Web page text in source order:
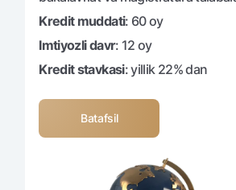
Ofis va bankomatlar
Shaxsiy ma'lumotlarni qayta ishlashga
Bizni ijtimoiy tarmoqlarda kuzatib boring
Aloqa markazi
+998 78 148-00-10 1344
Kredit muddati: 60 oy
Imtiyozli davr: 12 oy
Kredit stavkasi: yillik 22% dan
Batafsil